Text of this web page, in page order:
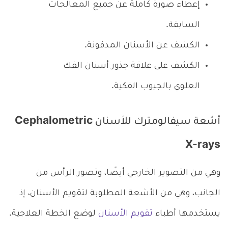
إعطاء صورة كاملة عن جميع المعالجات
السابقة.
الكشف عن الأسنان المدفونة.
الكشف على علاقة جذور أسنان الفك
العلوي بالجيوب الفكية.
أشعة سيفالومترك للأسنان Cephalometric
X-rays
وهي من التصوير الخارجي أيضًا، وتصور الرأس من
الجانب، وهي من الأشعة المطلوبة لتقويم الأسنان، إذ
يستخدمها أطباء تقويم الأسنان لوضع الخطة العلاجية.